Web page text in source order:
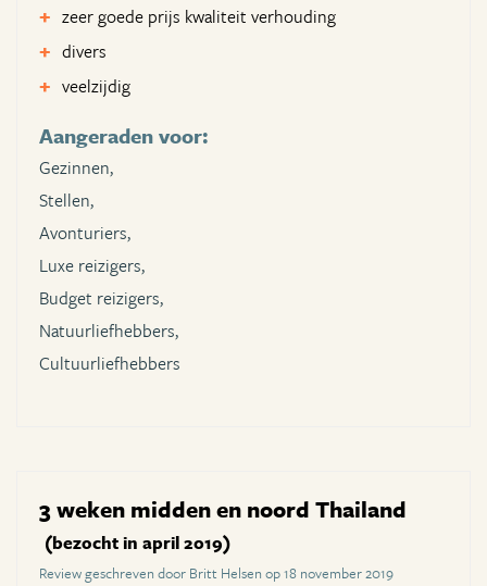
zeer goede prijs kwaliteit verhouding
divers
veelzijdig
Aangeraden voor:
Gezinnen,
Stellen,
Avonturiers,
Luxe reizigers,
Budget reizigers,
Natuurliefhebbers,
Cultuurliefhebbers
3 weken midden en noord Thailand
(bezocht in april 2019)
Review geschreven door Britt Helsen op 18 november 2019